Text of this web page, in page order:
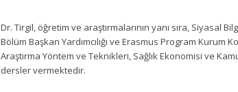
Dr. Tirgil, öğretim ve araştırmalarının yanı sıra, Siyasal
Bölüm Başkan Yardımcılığı ve Erasmus Program
Araştırma Yöntem ve Teknikleri, Sağlık Ekonomisi ve
dersler vermektedir.